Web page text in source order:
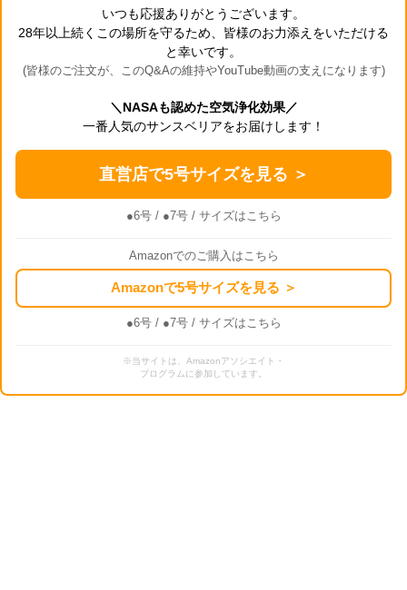
いつも応援ありがとうございます。
28年以上続くこの場所を守るため、皆様のお力添えをいただける
と幸いです。
(皆様のご注文が、このQ&Aの維持やYouTube動画の支えになります)
＼NASAも認めた空気浄化効果／
一番人気のサンスベリアをお届けします！
直営店で5号サイズを見る ＞
●6号/ ●7号/ サイズはこちら
Amazonでのご購入はこちら
Amazonで5号サイズを見る ＞
●6号/ ●7号/ サイズはこちら
※当サイトは、Amazonアソシエイト・
プログラムに参加しています。